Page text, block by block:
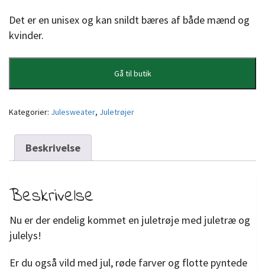
Det er en unisex og kan snildt bæres af både mænd og
kvinder.
Gå til butik
Kategorier: Julesweater, Juletrøjer
Beskrivelse
Beskrivelse
Nu er der endelig kommet en juletrøje med juletræ og
julelys!
Er du også vild med jul, røde farver og flotte pyntede